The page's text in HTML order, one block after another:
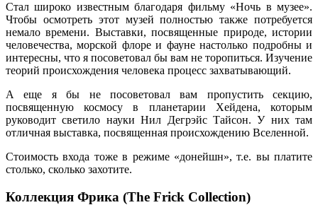
Стал широко известным благодаря фильму «Ночь в музее».
Чтобы осмотреть этот музей полностью также потребуется
немало времени. Выставки, посвященные природе, истории
человечества, морской флоре и фауне настолько подробны и
интересны, что я посоветовал бы вам не торопиться. Изучение
теорий происхождения человека процесс захватывающий.
А еще я бы не посоветовал вам пропустить секцию,
посвященную космосу в планетарии Хейдена, которым
руководит светило науки Нил Дегрэйс Тайсон. У них там
отличная выставка, посвященная происхождению Вселенной.
Стоимость входа тоже в режиме «донейшн», т.е. вы платите
столько, сколько захотите.
Коллекция Фрика (The Frick Collection)